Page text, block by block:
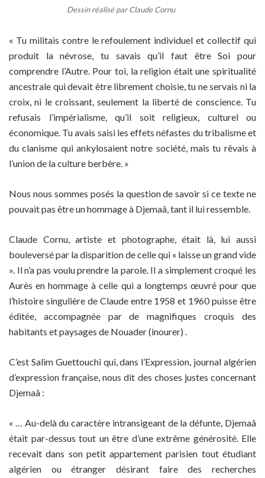
Dessin réalisé par Claude Cornu
« Tu militais contre le refoulement individuel et collectif qui
produit la névrose, tu savais qu’il faut être Soi pour
comprendre l’Autre. Pour toi, la religion était une spiritualité
ancestrale qui devait être librement choisie, tu ne servais ni la
croix, ni le croissant, seulement la liberté de conscience. Tu
refusais l’impérialisme, qu’il soit religieux, culturel ou
économique. Tu avais saisi les effets néfastes du tribalisme et
du clanisme qui ankylosaient notre société, mais tu rêvais à
l’union de la culture berbère. »
Nous nous sommes posés la question de savoir si ce texte ne
pouvait pas être un hommage à Djemaâ, tant il lui ressemble.
Claude Cornu, artiste et photographe, était là, lui aussi
bouleversé par la disparition de celle qui « laisse un grand vide
». Il n’a pas voulu prendre la parole. Il a simplement croqué les
Aurès en hommage à celle qui a longtemps œuvré pour que
l’histoire singulière de Claude entre 1958 et 1960 puisse être
éditée, accompagnée par de magnifiques croquis des
habitants et paysages de Nouader (inourer) .
C’est Salim Guettouchi qui, dans l’Expression, journal algérien
d’expression française, nous dit des choses justes concernant
Djemaâ :
« … Au-delà du caractère intransigeant de la défunte, Djemaâ
était par-dessus tout un être d’une extrême générosité. Elle
recevait dans son petit appartement parisien tout étudiant
algérien ou étranger désirant faire des recherches